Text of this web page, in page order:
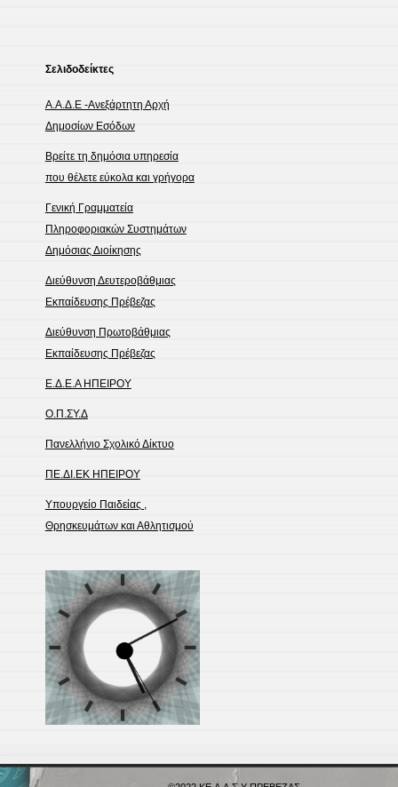
Σελιδοδείκτες
Α.Α.Δ.Ε -Ανεξάρτητη Αρχή
Δημοσίων Εσόδων
Βρείτε τη δημόσια υπηρεσία
που θέλετε εύκολα και γρήγορα
Γενική Γραμματεία
Πληροφοριακών Συστημάτων
Δημόσιας Διοίκησης
Διεύθυνση Δευτεροβάθμιας
Εκπαίδευσης Πρέβεζας
Διεύθυνση Πρωτοβάθμιας
Εκπαίδευσης Πρέβεζας
Ε.Δ.Ε.Α ΗΠΕΙΡΟΥ
Ο.Π.ΣΥ.Δ
Πανελλήνιο Σχολικό Δίκτυο
ΠΕ.ΔΙ.ΕΚ ΗΠΕΙΡΟΥ
Υπουργείο Παιδείας ,
Θρησκευμάτων και Αθλητισμού